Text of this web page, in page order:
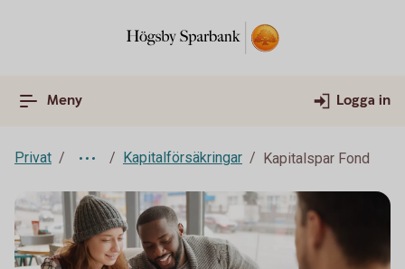
Meny Logga in
Privat Kapitalförsäkringar Kapitalspar Fond